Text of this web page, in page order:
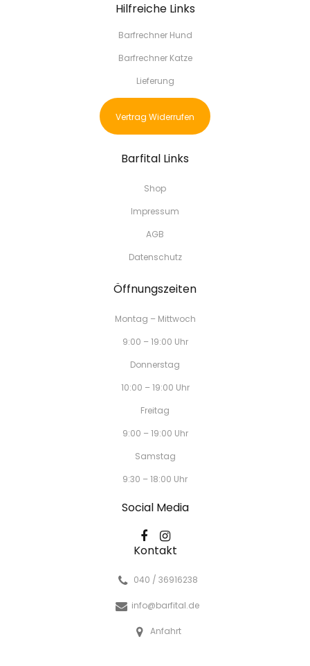
Hilfreiche Links
Barfrechner Hund
Barfrechner Katze
Lieferung
Vertrag Widerrufen
Barfital Links
Shop
Impressum
AGB
Datenschutz
Öffnungszeiten
Montag – Mittwoch
9:00 – 19:00 Uhr
Donnerstag
10:00 – 19:00 Uhr
Freitag
9:00 – 19:00 Uhr
Samstag
9:30 – 18:00 Uhr
Social Media
Kontakt
040 / 36916238
info@barfital.de
Anfahrt